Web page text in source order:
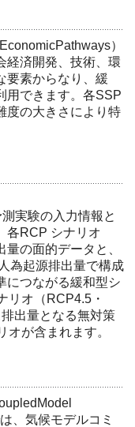
）
経済開発、技術、環
要素からなり、緩
用できます。各SSP
度の大きさにより特
実験の入力情報と
各RCP シナリオ
の面的データと、
為起源排出量で構成
につながる緩和型シ
リオ（RCP4.5・
出量となる無対策
が含まれます。
、気候モデルコミ